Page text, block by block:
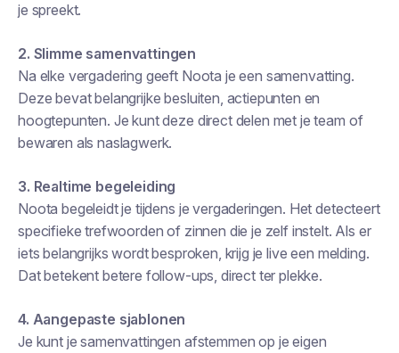
je spreekt.
2. Slimme samenvattingen
Na elke vergadering geeft Noota je een samenvatting.
Deze bevat belangrijke besluiten, actiepunten en
hoogtepunten. Je kunt deze direct delen met je team of
bewaren als naslagwerk.
3. Realtime begeleiding
Noota begeleidt je tijdens je vergaderingen. Het detecteert
specifieke trefwoorden of zinnen die je zelf instelt. Als er
iets belangrijks wordt besproken, krijg je live een melding.
Dat betekent betere follow-ups, direct ter plekke.
4. Aangepaste sjablonen
Je kunt je samenvattingen afstemmen op je eigen